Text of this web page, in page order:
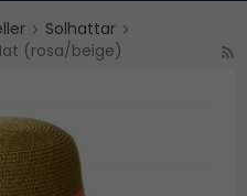
Solhattar
(rosa/beige)